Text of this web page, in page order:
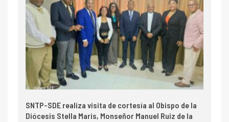
SNTP-SDE realiza visita de cortesía al Obispo de la
Diócesis Stella Maris, Monseñor Manuel Ruiz de la